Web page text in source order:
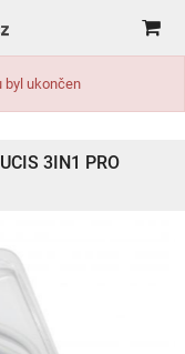
byl ukončen
3IN1 PRO